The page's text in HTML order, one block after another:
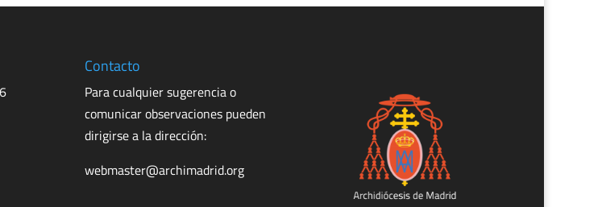
Contacto
Para cualquier sugerencia o
comunicar observaciones pueden
dirigirse a la dirección:
webmaster@archimadrid.org